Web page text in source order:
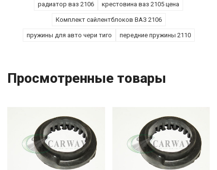
радиатор ваз 2106 крестовина ваз 2105 цена
Комплект сайлентблоков ВАЗ 2106
пружины для авто чери тиго передние пружины 2110
Просмотренные товары